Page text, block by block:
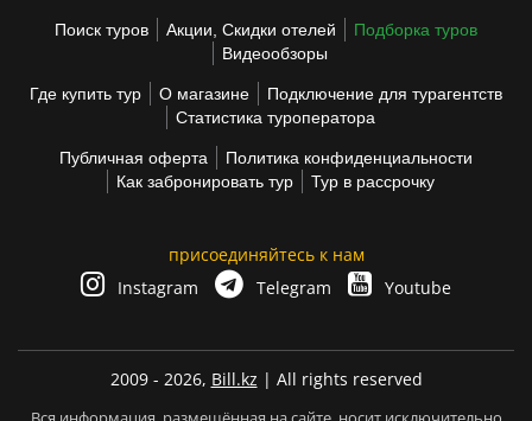
Поиск туров Акции, Скидки отелей
Подборка туров
Видеообзоры
Где купить тур О магазине
Подключение для турагентств
Статистика туроператора
Публичная оферта
Политика конфиденциальности
Как забронировать тур
Тур в рассрочку
присоединяйтесь к нам
Instagram
Telegram Youtube
2009 - 2026, Bill.kz | All rights reserved